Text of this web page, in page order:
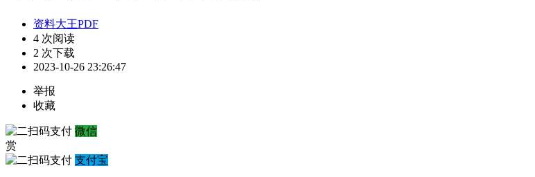
资料大王PDF
4 次阅读
2 次下载
2023-10-26 23:26:47
举报
收藏
微信
赏
支付宝